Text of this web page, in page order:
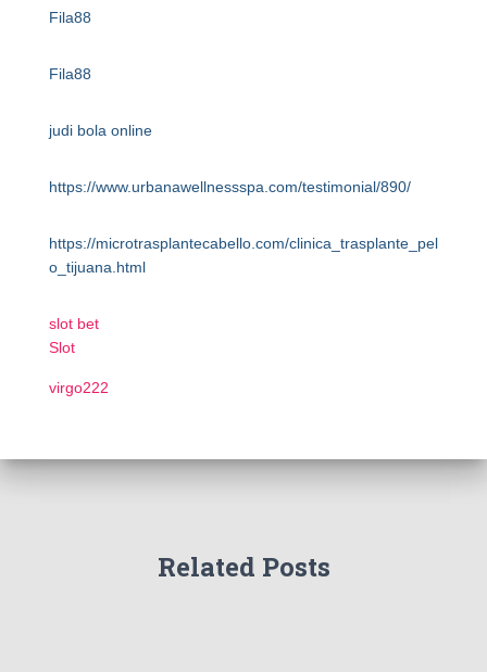
Fila88
Fila88
judi bola online
https://www.urbanawellnessspa.com/testimonial/890/
https://microtrasplantecabello.com/clinica_trasplante_pel
o_tijuana.html
slot bet
Slot
virgo222
Related Posts